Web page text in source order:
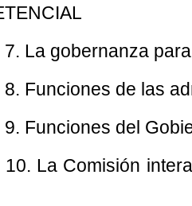
La gobernanza
Funciones de las
Funciones del
10. La Comisión